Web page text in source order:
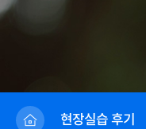
현장실습 후기